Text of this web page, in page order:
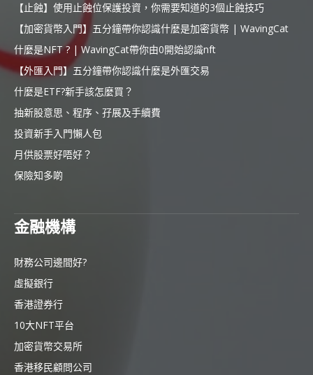
【止蝕】使用止蝕位保護投資，你需要知道的3個止蝕技巧
【加密貨幣入門】五分鐘帶你認識什麼是加密貨幣 | WavingCat
什麼是NFT ? | WavingCat帶你由0開始認識nft
【外匯入門】五分鐘帶你認識什麼是外匯交易
什麼是ETF?新手該怎麼買？
抽新股意思、程序、孖展及手續費
投資新手入門懶人包
月供股票好唔好？
保險知多啲
金融機構
財務公司邊間好?
虛擬銀行
香港證券行
10大NFT平台
加密貨幣交易所
香港移民顧問公司